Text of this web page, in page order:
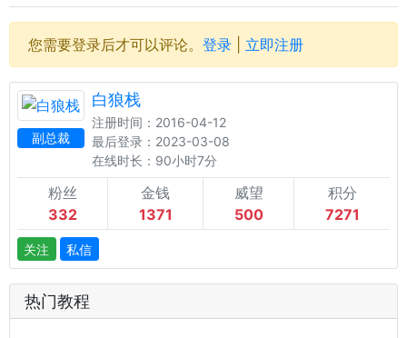
您需要登录后才可以评论。 登录 立即注册
副总裁
白狼栈
注册时间：2016-04-12
最后登录：2023-03-08
在线时长：90小时7分
粉丝
332
金钱
1371
威望
500
积分
7271
关注 私信
热门教程